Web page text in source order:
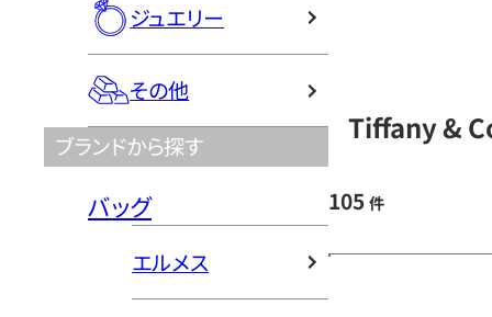
ジュエリー
その他
ブランドから探す
バッグ
エルメス
Tiffany &
105 件